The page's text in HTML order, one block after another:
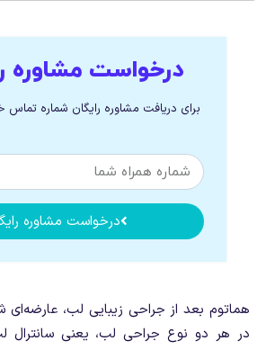
درخواست مشاوره
برای دریافت مشاوره رایگان شماره تماس
درخواست مشاوره
هماتوم بعد از جراحی زیبایی لب،
در هر دو نوع جراحی لب، یعنی سانترال